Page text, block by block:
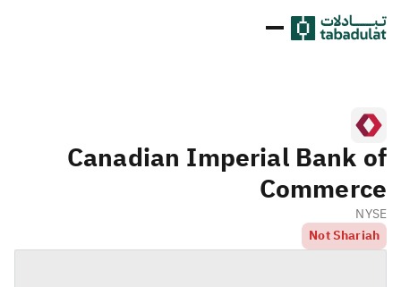
Canadian Imperial Bank of
Commerce
NYSE
Not Shariah